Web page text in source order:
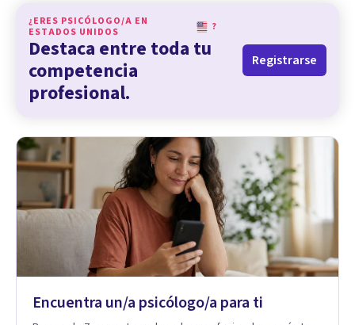
¿ERES PSICÓLOGO/A EN
ESTADOS UNIDOS
?
Destaca entre toda tu
competencia
profesional.
Registrarse
Encuentra un/a psicólogo/a para ti